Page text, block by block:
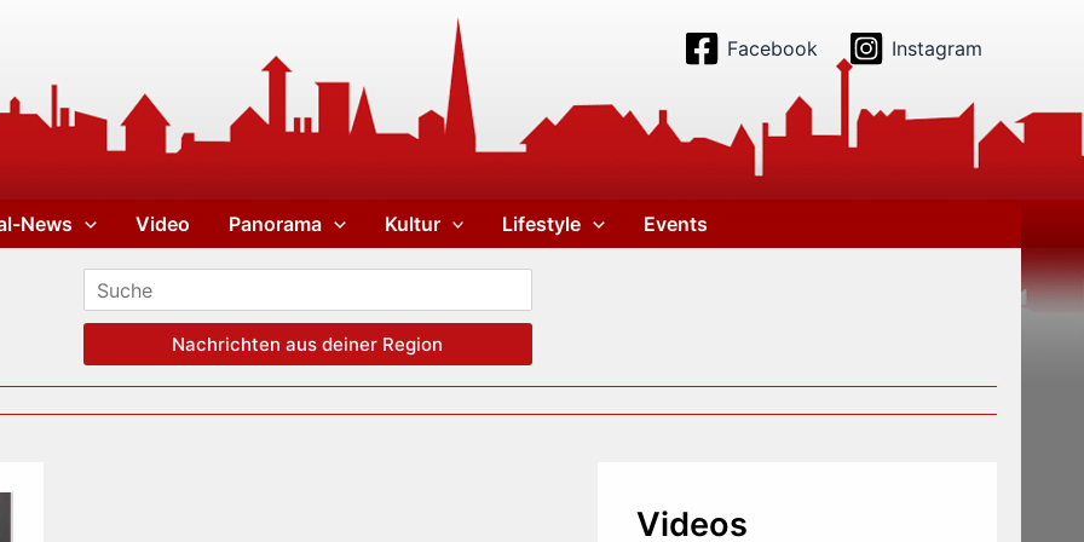
Facebook Instagram
News Video Panorama Kultur Lifestyle Events
Nachrichten aus deiner Region
Videos